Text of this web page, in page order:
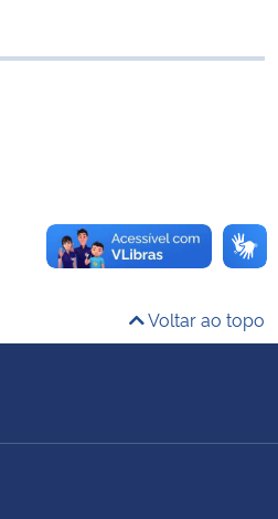
Direitos Humanos
Voltar ao topo